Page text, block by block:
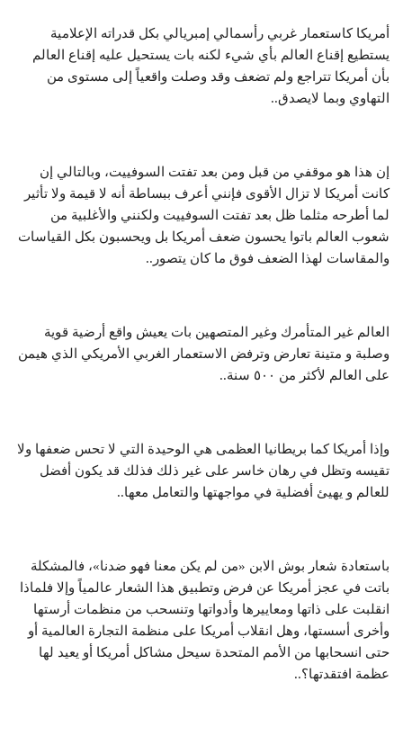
أمريكا كاستعمار غربي رأسمالي إمبريالي بكل قدراته الإعلامية
يستطيع إقناع العالم بأي شيء لكنه بات يستحيل عليه إقناع العالم
بأن أمريكا تتراجع ولم تضعف وقد وصلت واقعياً إلى مستوى من
التهاوي وبما لايصدق..
إن هذا هو موقفي من قبل ومن بعد تفتت السوفييت، وبالتالي إن
كانت أمريكا لا تزال الأقوى فإنني أعرف ببساطة أنه لا قيمة ولا تأثير
لما أطرحه مثلما ظل بعد تفتت السوفييت ولكنني والأغلبية من
شعوب العالم باتوا يحسون ضعف أمريكا بل ويحسبون بكل القياسات
والمقاسات لهذا الضعف فوق ما كان يتصور..
العالم غير المتأمرك وغير المتصهين بات يعيش واقع أرضية قوية
وصلبة و متينة تعارض وترفض الاستعمار الغربي الأمريكي الذي هيمن
على العالم لأكثر من ٥٠٠ سنة..
وإذا أمريكا كما بريطانيا العظمى هي الوحيدة التي لا تحس ضعفها ولا
تقيسه وتظل في رهان خاسر على غير ذلك فذلك قد يكون أفضل
للعالم و يهيئ أفضلية في مواجهتها والتعامل معها..
باستعادة شعار بوش الابن «من لم يكن معنا فهو ضدنا»، فالمشكلة
باتت في عجز أمريكا عن فرض وتطبيق هذا الشعار عالمياً وإلا فلماذا
انقلبت على ذاتها ومعاييرها وأدواتها وتنسحب من منظمات أرستها
وأخرى أسستها، وهل انقلاب أمريكا على منظمة التجارة العالمية أو
حتى انسحابها من الأمم المتحدة سيحل مشاكل أمريكا أو يعيد لها
عظمة افتقدتها؟..